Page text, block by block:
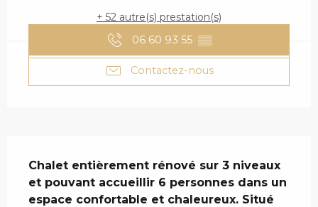
+ 52 autre(s) prestation(s)
06 60 93 55 ▒▒
Contactez-nous
Chalet entièrement rénové sur 3 niveaux
et pouvant accueillir 6 personnes dans un
espace confortable et chaleureux. Situé